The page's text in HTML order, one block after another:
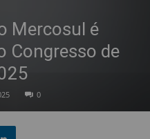
Mercosul é
Congresso de
0